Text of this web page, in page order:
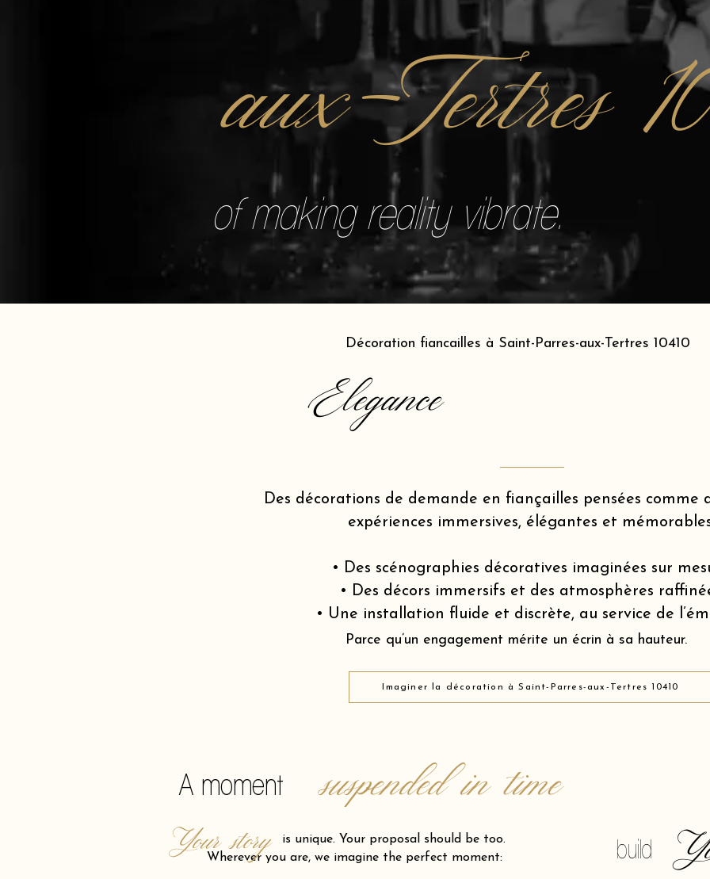
aux-Tertres
of making reality vibrate.
Décoration fiancailles à Saint-Parres-aux-Tertres 10410
Elegance
Des décorations de demande en fiançailles pensées comme
expériences immersives, élégantes et
• Des scénographies décoratives imaginées sur
• Des décors immersifs et des atmosphères
• Une installation fluide et discrète, au service de
Parce qu’un engagement mérite un écrin à sa hauteur.
Imaginer la décoration à Saint-Parres-aux-Tertres 10410
A moment suspended in time
is unique. Your proposal should be too.
Wherever you are, we imagine the perfect moment:
Your story build